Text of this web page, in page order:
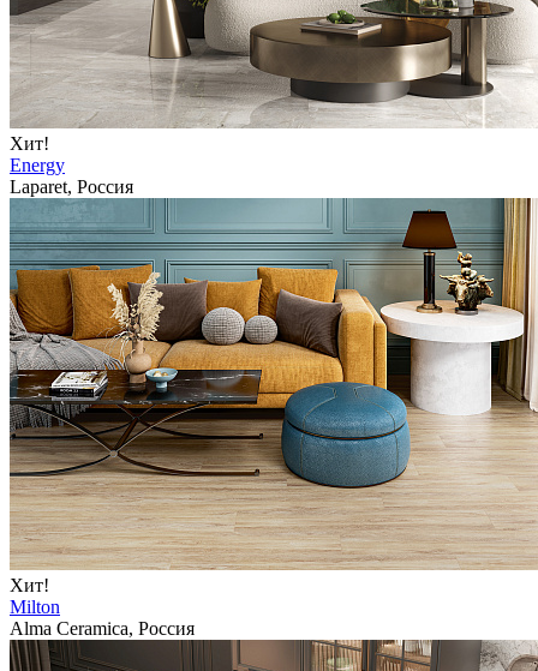
Хит!
Energy
Laparet, Россия
Хит!
Milton
Alma Ceramica, Россия